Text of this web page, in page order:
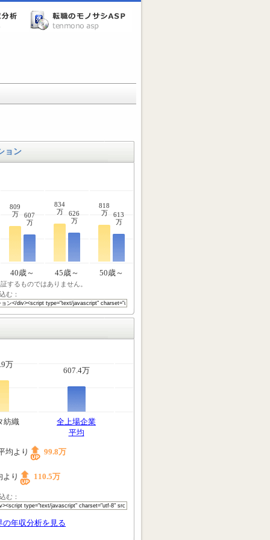
ョン
809
万
607
万
834
万
626
万
818
万
613
万
40歳～ 45歳～ 50歳～
するものではありません。
む：
万
607.4万
紡織
全上場企業
平均
均より 99.8万
より 110.5万
む：
の年収分析を見る